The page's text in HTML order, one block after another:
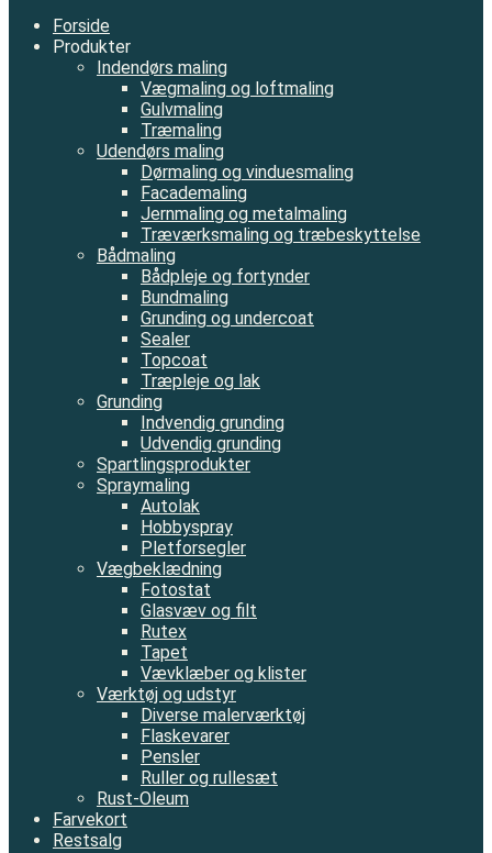
Forside
Produkter
Indendørs maling
Vægmaling og loftmaling
Gulvmaling
Træmaling
Udendørs maling
Dørmaling og vinduesmaling
Facademaling
Jernmaling og metalmaling
Træværksmaling og træbeskyttelse
Bådmaling
Bådpleje og fortynder
Bundmaling
Grunding og undercoat
Sealer
Topcoat
Træpleje og lak
Grunding
Indvendig grunding
Udvendig grunding
Spartlingsprodukter
Spraymaling
Autolak
Hobbyspray
Pletforsegler
Vægbeklædning
Fotostat
Glasvæv og filt
Rutex
Tapet
Vævklæber og klister
Værktøj og udstyr
Diverse malerværktøj
Flaskevarer
Pensler
Ruller og rullesæt
Rust-Oleum
Farvekort
Restsalg